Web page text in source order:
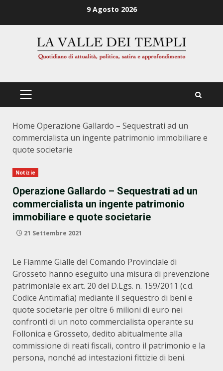
9 Agosto 2026
PRIMÄRES
Home Operazione Gallardo – Sequestrati ad un
commercialista un ingente patrimonio immobiliare e
quote societarie
Notizie
Operazione Gallardo – Sequestrati ad un
commercialista un ingente patrimonio
immobiliare e quote societarie
21 Settembre 2021
Le Fiamme Gialle del Comando Provinciale di
Grosseto hanno eseguito una misura di prevenzione
patrimoniale ex art. 20 del D.Lgs. n. 159/2011 (c.d.
Codice Antimafia) mediante il sequestro di beni e
quote societarie per oltre 6 milioni di euro nei
confronti di un noto commercialista operante su
Follonica e Grosseto, dedito abitualmente alla
commissione di reati fiscali, contro il patrimonio e la
persona, nonché ad intestazioni fittizie di beni.